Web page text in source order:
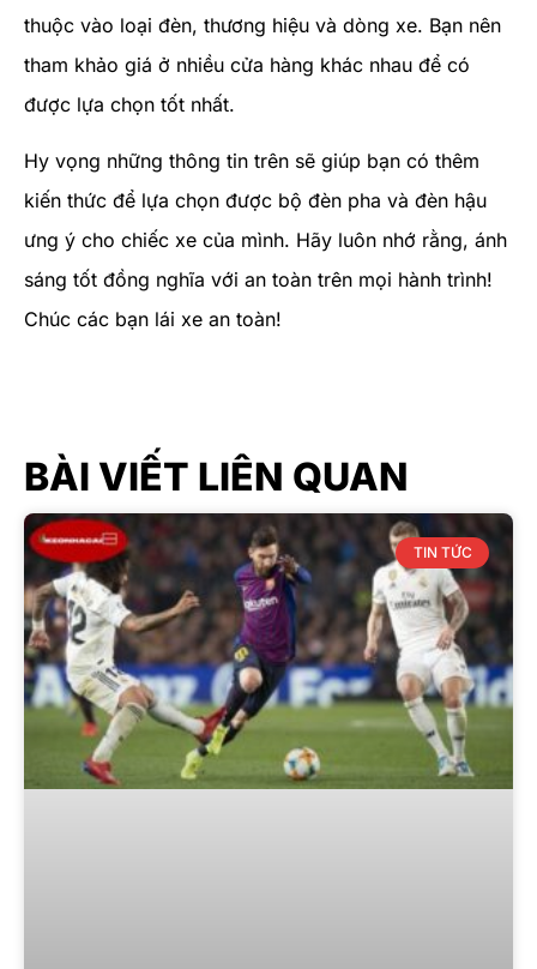
thuộc vào loại đèn, thương hiệu và dòng xe. Bạn nên
tham khảo giá ở nhiều cửa hàng khác nhau để có
được lựa chọn tốt nhất.
Hy vọng những thông tin trên sẽ giúp bạn có thêm
kiến thức để lựa chọn được bộ đèn pha và đèn hậu
ưng ý cho chiếc xe của mình. Hãy luôn nhớ rằng, ánh
sáng tốt đồng nghĩa với an toàn trên mọi hành trình!
Chúc các bạn lái xe an toàn!
BÀI VIẾT LIÊN QUAN
TIN TỨC